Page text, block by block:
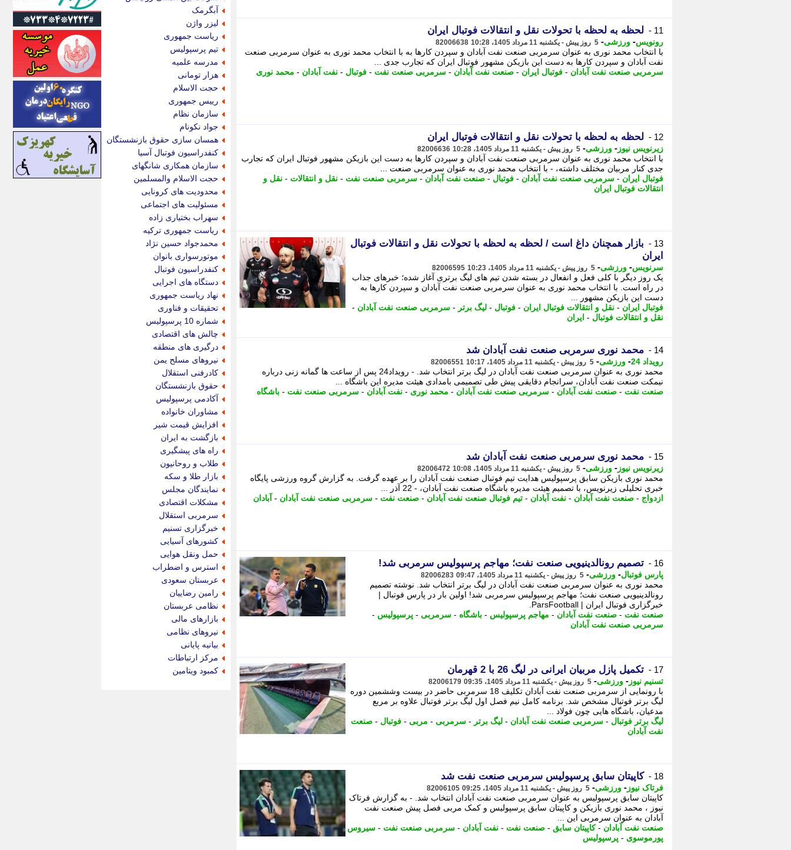
11 - لحظه به لحظه با تحولات نقل و انتقالات فوتبال ایران
رونویس- ورزشی- 5 روز پیش - یکشنبه 11 مرداد 1405، 10:28 82006638
با انتخاب محمد نوری به عنوان سرمربی صنعت نفت آبادان و سپردن کارها به با انتخاب محمد نوری به عنوان سرمربی صنعت
نفت آبادان و سپردن کارها به دست این بازیکن مشهور فوتبال ایران که تجارب جدی ...
سرمربی صنعت نفت آبادان - فوتبال ایران - صنعت نفت آبادان - سرمربی صنعت نفت - فوتبال - نفت آبادان - محمد نوری
12 - لحظه به لحظه با تحولات نقل و انتقالات فوتبال ایران
زیرنویس نیوز - ورزشی- 5 روز پیش - یکشنبه 11 مرداد 1405، 10:28 82006636
با انتخاب محمد نوری به عنوان سرمربی صنعت نفت آبادان و سپردن کارها به دست این بازیکن مشهور فوتبال ایران که تجارب
جدی کنار مربیان مختلف داشته، - با انتخاب محمد نوری به عنوان سرمربی صنعت ...
فوتبال ایران - سرمربی صنعت نفت آبادان - فوتبال - صنعت نفت آبادان - سرمربی صنعت نفت - نقل و انتقالات - نقل و
انتقالات فوتبال ایران
13 -
بازار همچنان داغ است / لحظه به لحظه با تحولات نقل و انتقالات فوتبال
ایران
سرنویس- ورزشی- 5 روز پیش - یکشنبه 11 مرداد 1405، 10:23 82006595
یک روز دیگر با کلی فعل و انفعال در بسته شدن تیم های لیگ برتری آغاز شده؛ خبرهای جذاب
در راه است. با انتخاب محمد نوری به عنوان سرمربی صنعت نفت آبادان و سپردن کارها به
دست این بازیکن مشهور ...
فوتبال ایران - نقل و انتقالات فوتبال ایران - فوتبال - لیگ برتر - سرمربی صنعت نفت آبادان -
نقل و انتقالات فوتبال - ایران
14 - محمد نوری سرمربی صنعت نفت آبادان شد
رویداد 24 - ورزشی- 5 روز پیش - یکشنبه 11 مرداد 1405، 10:17 82006551
محمد نوری به عنوان سرمربی صنعت نفت آبادان در لیگ برتر انتخاب شد. - رویداد24 پس از ساعت ها گمانه زنی درباره
نیمکت صنعت نفت آبادان، سرانجام دقایقی پیش طی تصمیمی بامدادی هیئت مدیره این باشگاه ...
صنعت نفت - صنعت نفت آبادان - سرمربی صنعت نفت آبادان - محمد نوری - نفت آبادان - سرمربی صنعت نفت - باشگاه
15 - محمد نوری سرمربی صنعت نفت آبادان شد
زیرنویس نیوز - ورزشی- 5 روز پیش - یکشنبه 11 مرداد 1405، 10:08 82006472
محمد نوری بازیکن سابق پرسپولیس هدایت تیم فوتبال صنعت نفت آبادان را بر عهده گرفت. به گزارش گروه ورزشی پایگاه
خبری تحلیلی زیرنویس، با تصمیم هیئت مدیره باشگاه صنعت نفت آبادان، - 22 آذر ...
ازدواج - صنعت نفت آبادان - نفت آبادان - تیم فوتبال صنعت نفت آبادان - صنعت نفت - سرمربی صنعت نفت آبادان - آبادان
16 - تصمیم رونالدینیویی صنعت نفت؛ مهاجم پرسپولیس سرمربی شد!
پارس فوتبال- ورزشی- 5 روز پیش - یکشنبه 11 مرداد 1405، 09:47 82006283
محمد نوری به عنوان سرمربی صنعت نفت آبادان در لیگ برتر انتخاب شد. نوشته تصمیم
رونالدینیویی صنعت نفت؛ مهاجم پرسپولیس سرمربی شد! اولین بار در پارس فوتبال |
خبرگزاری فوتبال ایران | ParsFootball.
صنعت نفت - صنعت نفت آبادان - مهاجم پرسپولیس - باشگاه - سرمربی - پرسپولیس -
سرمربی صنعت نفت آبادان
17 - تکمیل پازل مربیان ایرانی در لیگ 26 با 2 قهرمان
تسنیم نیوز - ورزشی- 5 روز پیش - یکشنبه 11 مرداد 1405، 09:35 82006179
با رونمایی از سرمربی صنعت نفت آبادان تکلیف 18 سرمربی حاضر در بیست وششمین دوره
لیگ برتر فوتبال مشخص شد. برنامه کامل نیم فصل اول لیگ برتر فوتبال علاوه بر مربع
مدعیان، باشگاه هایی چون فولاد ...
لیگ برتر فوتبال - سرمربی صنعت نفت آبادان - لیگ برتر - سرمربی - مربی - فوتبال - صنعت
نفت آبادان
18 - کاپیتان سابق پرسپولیس سرمربی صنعت نفت شد
فرتاک نیوز - ورزشی- 5 روز پیش - یکشنبه 11 مرداد 1405، 09:25 82006105
کاپیتان سابق پرسپولیس به عنوان سرمربی صنعت نفت آبادان انتخاب شد. - به گزارش فرتاک
نیوز ، محمد نوری بازیکن و کاپیتان سابق پرسپولیس و کمک مربی فصل پیش صنعت نفت
آبادان به عنوان سرمربی این ...
صنعت نفت آبادان -کاپیتان سابق - صنعت نفت - نفت آبادان - سرمربی صنعت نفت - سیروس
پورموسوی - پرسپولیس
آبگرمک
لیزر واژن
ریاست جمهوری
تیم پرسپولیس
مدرسه علمیه
هزار تومانی
حجت الاسلام
رییس جمهوری
سازمان نظام
جواد نکونام
همسان سازی حقوق بازنشستگان
کنفدراسیون فوتبال آسیا
سازمان همکاری شانگهای
حجت الاسلام والمسلمین
محدودیت های کرونایی
مسئولیت های اجتماعی
سهراب بختیاری زاده
ریاست جمهوری ترکیه
محمدجواد حسین نژاد
موتورسواری بانوان
کنفدراسیون فوتبال
دستگاه های اجرایی
نهاد ریاست جمهوری
تحقیقات و فناوری
شماره 10 پرسپولیس
چالش های اقتصادی
درگیری های منطقه
نیروهای مسلح یمن
کادرفنی استقلال
حقوق بازنشستگان
آکادمی پرسپولیس
مشاوران خانواده
افزایش قیمت شیر
بازگشت به ایران
راه های پیشگیری
طلاب و روحانیون
بازار طلا و سکه
نمایندگان مجلس
مشکلات اقتصادی
سرمربی استقلال
خبرگزاری تسنیم
کشورهای آسیایی
حمل ونقل هوایی
استرس و اضطراب
عربستان سعودی
رامین رضاییان
نظامی عربستان
بازارهای مالی
نیروهای نظامی
بیانیه پایانی
مرکز ارتباطات
کمبود ویتامین
ایرنا
ایسکانیوز
ایسنا
ایکنا
ایلنا
اینتیتر
ایونا نیوز
بازتاب آنلاین
باشگاه خبرنگاران
باغستان نیوز
بامبوک
ببین و بخون
بدینسان
بنکر